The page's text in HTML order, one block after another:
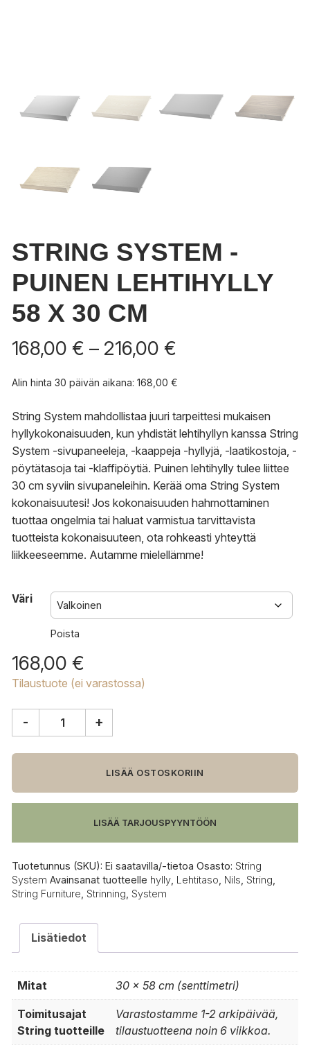
STRING SYSTEM -
PUINEN LEHTIHYLLY
58 X 30 CM
168,00 € – 216,00 €
-
Alin hinta 30 päivän aikana: 168,00 €
String System mahdollistaa juuri tarpeittesi mukaisen
hyllykokonaisuuden, kun yhdistät lehtihyllyn kanssa String
System -sivupaneeleja, -kaappeja -hyllyjä, -laatikostoja, -
pöytätasoja tai -klaffipöytiä. Puinen lehtihylly tulee liittee
30 cm syviin sivupaneleihin. Kerää oma String System
kokonaisuutesi! Jos kokonaisuuden hahmottaminen
tuottaa ongelmia tai haluat varmistua tarvittavista
tuotteista kokonaisuuteen, ota rohkeasti yhteyttä
liikkeeseemme. Autamme mielellämme!
Väri
Poista
168,00 €
Tilaustuote (ei varastossa)
-
lehtihylly
58
cm
määrä
- +
LISÄÄ OSTOSKORIIN
LISÄÄ TARJOUSPYYNTÖÖN
Tuotetunnus (SKU): Ei saatavilla/-tietoa Osasto: String
System Avainsanat tuotteelle hylly Lehtitaso Nils String
String Furniture Strinning System
Lisätiedot
Mitat 30 × 58 cm (senttimetri)
Toimitusajat
String tuotteille
Varastostamme 1-2 arkipäivää,
tilaustuotteena noin 6 viikkoa.